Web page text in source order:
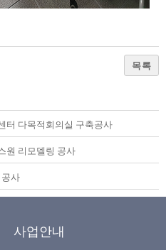
목록
터 다목적회의실 구축공사
원 리모델링 공사
사
사업안내